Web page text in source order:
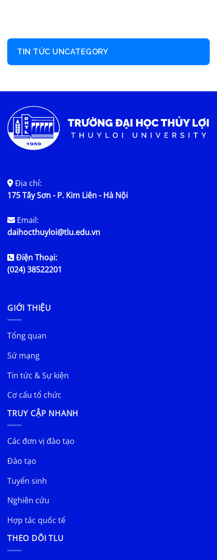
TIN TỨC UNCATEGORY
Địa chỉ:
175 Tây Sơn - P. Kim Liên - Hà Nội
Email:
daihocthuyloi@tlu.edu.vn
Điện Thoại:
(024) 38522201
GIỚI THIỆU
Tổng quan
Sứ mạng
Tin tức & Sự kiện
Cơ cấu tổ chức
TRUY CẬP NHANH
Các đơn vị đào tạo
Đào tạo
Tuyển sinh
Nghiên cứu
Hợp tác quốc tế
THEO DÕI TLU